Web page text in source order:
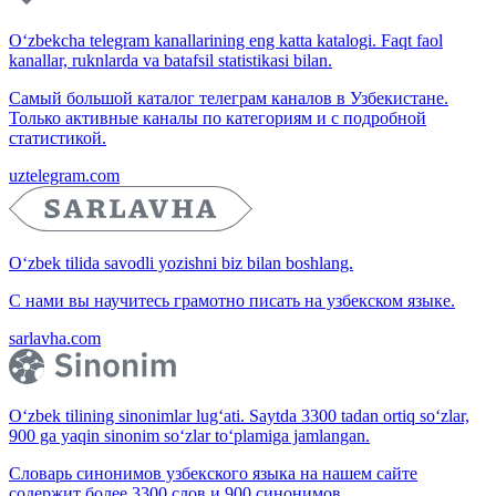
O‘zbekcha telegram kanallarining eng katta katalogi. Faqt faol
kanallar, ruknlarda va batafsil statistikasi bilan.
Самый большой каталог телеграм каналов в Узбекистане.
Только активные каналы по категориям и с подробной
статистикой.
uztelegram.com
O‘zbek tilida savodli yozishni biz bilan boshlang.
С нами вы научитесь грамотно писать на узбекском языке.
sarlavha.com
O‘zbek tilining sinonimlar lug‘ati. Saytda 3300 tadan ortiq so‘zlar,
900 ga yaqin sinonim so‘zlar to‘plamiga jamlangan.
Словарь синонимов узбекского языка на нашем сайте